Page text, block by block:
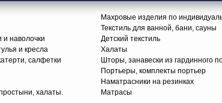
наволочки
и кресла
салфетки
халаты.
Махровые изделия по
Текстиль для ванной, бани, сауны
Детский текстиль
Халаты
Шторы, занавески из гардинного
Портьеры, комплекты портьер
Наматрасники на резинках
Матрасы